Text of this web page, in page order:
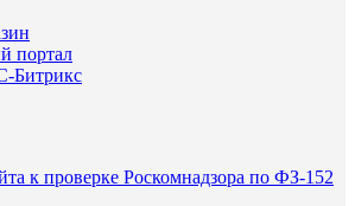
портал
Битрикс
к проверке Роскомнадзора по ФЗ-152